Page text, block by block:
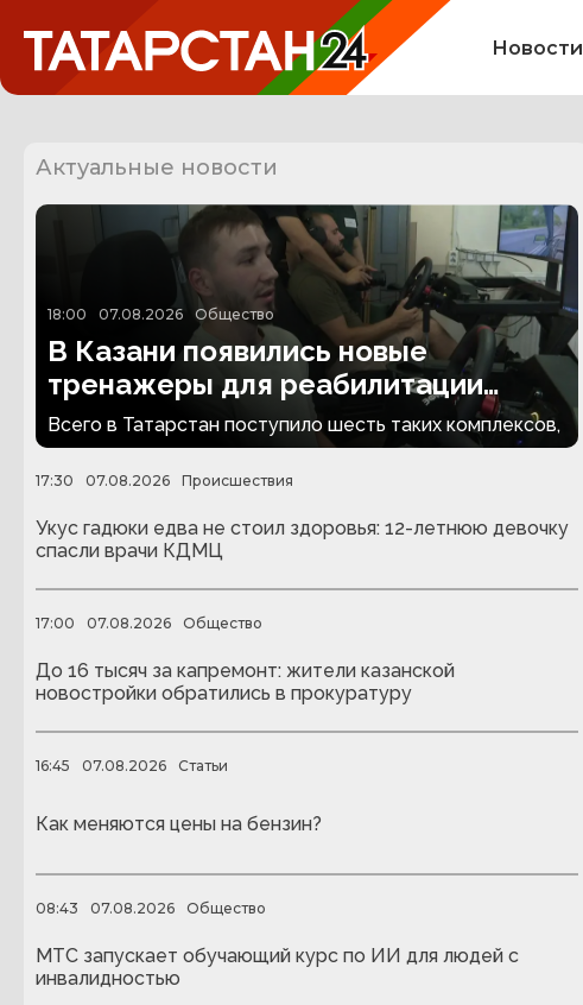
Новости
Актуальные новости
18:00 07.08.2026 Общество
В Казани появились новые
тренажеры для реабилитации
людей с ампутациями
Всего в Татарстан поступило шесть таких комплексов,
17:30 07.08.2026 Происшествия
Укус гадюки едва не стоил здоровья: 12-летнюю девочку
спасли врачи КДМЦ
17:00 07.08.2026 Общество
До 16 тысяч за капремонт: жители казанской
новостройки обратились в прокуратуру
16:45 07.08.2026 Статьи
Как меняются цены на бензин?
08:43 07.08.2026 Общество
МТС запускает обучающий курс по ИИ для людей с
инвалидностью